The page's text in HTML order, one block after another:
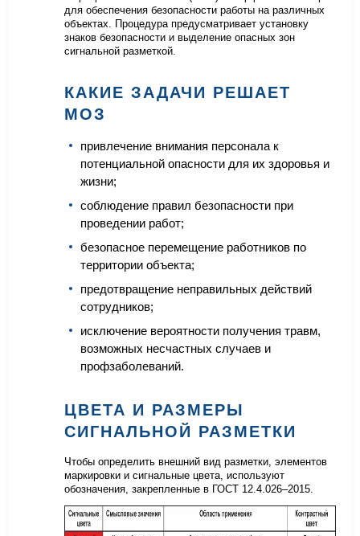
для обеспечения безопасности работы на различных
объектах. Процедура предусматривает установку
знаков безопасности и выделение опасных зон
сигнальной разметкой.
КАКИЕ ЗАДАЧИ РЕШАЕТ
МОЗ
привлечение внимания персонала к
потенциальной опасности для их здоровья и
жизни;
соблюдение правил безопасности при
проведении работ;
безопасное перемещение работников по
территории объекта;
предотвращение неправильных действий
сотрудников;
исключение вероятности получения травм,
возможных несчастных случаев и
профзаболеваний.
ЦВЕТА И РАЗМЕРЫ
СИГНАЛЬНОЙ РАЗМЕТКИ
Чтобы определить внешний вид разметки, элементов
маркировки и сигнальные цвета, используют
обозначения, закрепленные в ГОСТ 12.4.026–2015.